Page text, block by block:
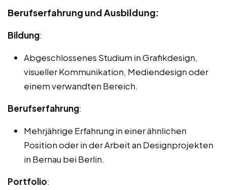
Berufserfahrung und Ausbildung:
Bildung:
Abgeschlossenes Studium in Grafikdesign,
visueller Kommunikation, Mediendesign oder
einem verwandten Bereich.
Berufserfahrung:
Mehrjährige Erfahrung in einer ähnlichen
Position oder in der Arbeit an Designprojekten
in Bernau bei Berlin.
Portfolio: